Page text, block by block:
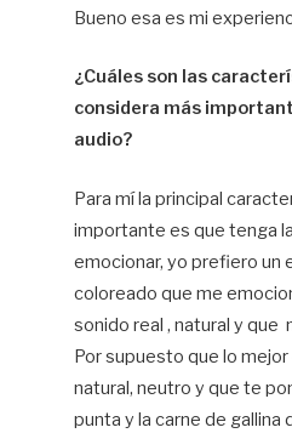
Bueno esa es mi
¿Cuáles son las
considera más
audio?
Para mí la principal
importante es que tenga
emocionar, yo prefiero un
coloreado que me
sonido real , natural y que
Por supuesto que lo mejor
natural, neutro y que te
punta y la carne de gallina